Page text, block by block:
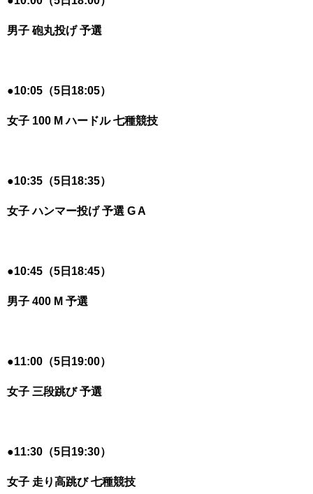
男子 砲丸投げ 予選
●10:05（5日18:05）
女子 100 M ハードル 七種競技
●10:35（5日18:35）
女子 ハンマー投げ 予選 G A
●10:45（5日18:45）
男子 400 M 予選
●11:00（5日19:00）
女子 三段跳び 予選
●11:30（5日19:30）
女子 走り高跳び 七種競技